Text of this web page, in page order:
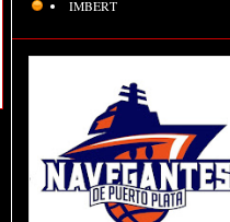
IMBERT